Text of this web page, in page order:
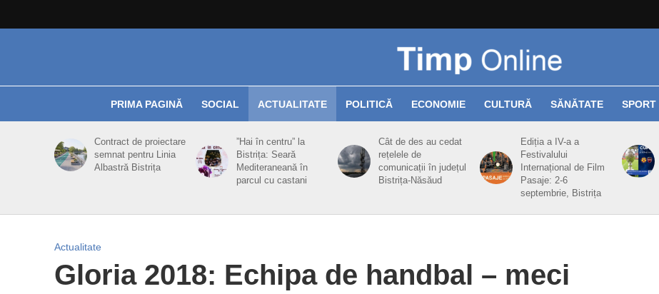
PRIMA PAGINĂ SOCIAL ACTUALITATE POLITICĂ ECONOMIE CULTURĂ SĂNĂTATE SPORT
Contract de proiectare
semnat pentru Linia
Albastră Bistrița
”Hai în centru” la
Bistrița: Seară
Mediteraneană în
parcul cu castani
Cât de des au cedat
rețelele de
comunicații în județul
Bistrița-Năsăud
Ediția a IV-a a
Festivalului
Internațional de Film
Pasaje: 2-6
septembrie, Bistrița
Actualitate
Gloria 2018: Echipa de handbal – meci